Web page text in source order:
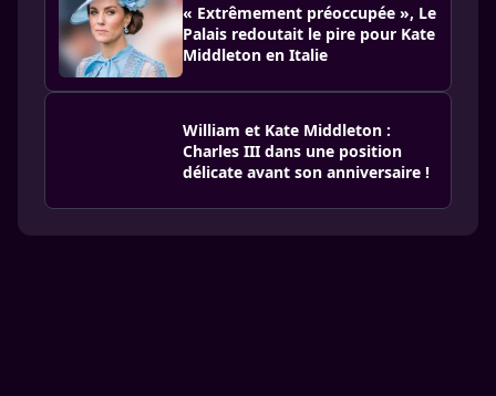
« Extrêmement préoccupée », Le
Palais redoutait le pire pour Kate
Middleton en Italie
William et Kate Middleton :
Charles III dans une position
délicate avant son anniversaire !